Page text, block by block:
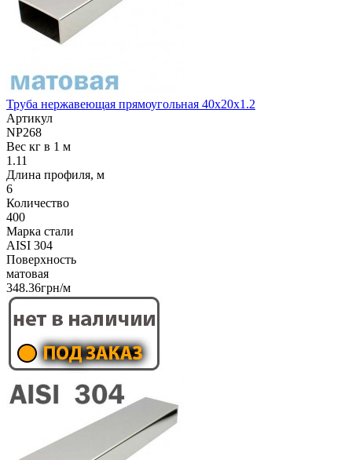
Труба нержавеющая прямоугольная 40х20х1.2
Артикул
NP268
Вес кг в 1 м
1.11
Длина профиля, м
6
Количество
400
Марка стали
AISI 304
Поверхность
матовая
348.36грн/м